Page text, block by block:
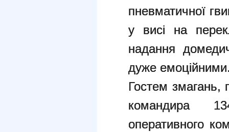
пневматичної
у висі на
надання
дуже
Гостем змагань,
командира
оперативного